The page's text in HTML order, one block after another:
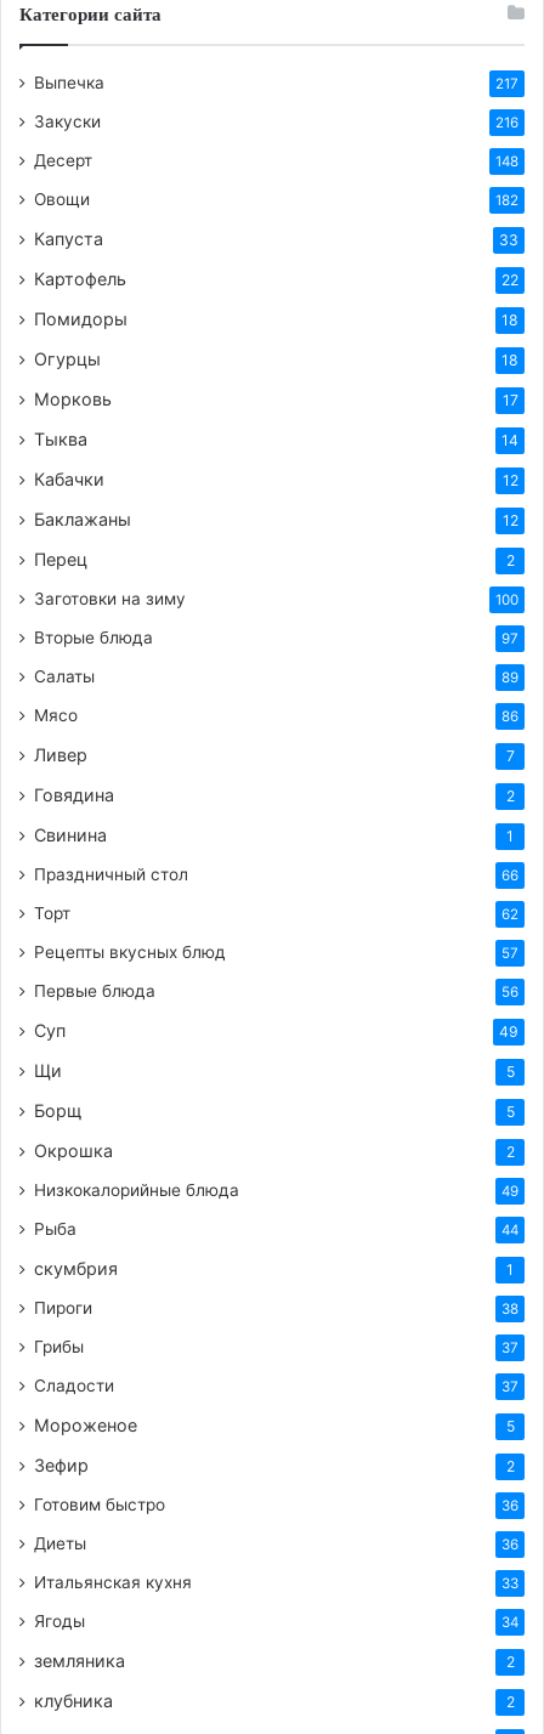
Категории сайта
Выпечка 217
Закуски 216
Десерт 148
Овощи 182
Капуста 33
Картофель 22
Помидоры 18
Огурцы 18
Морковь 17
Тыква 14
Кабачки 12
Баклажаны 12
Перец 2
Заготовки на зиму 100
Вторые блюда 97
Салаты 89
Мясо 86
Ливер 7
Говядина 2
Свинина 1
Праздничный стол 66
Торт 62
Рецепты вкусных блюд 57
Первые блюда 56
Суп 49
Щи 5
Борщ 5
Окрошка 2
Низкокалорийные блюда 49
Рыба 44
скумбрия 1
Пироги 38
Грибы 37
Сладости 37
Мороженое 5
Зефир 2
Готовим быстро 36
Диеты 36
Итальянская кухня 33
Ягоды 34
земляника 2
клубника 2